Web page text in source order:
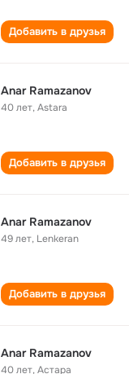
Добавить в друзья
Anar Ramazanov
40 лет,Astara
Добавить в друзья
Anar Ramazanov
49 лет, Lenkeran
Добавить в друзья
Anar Ramazanov
40 лет,Астара